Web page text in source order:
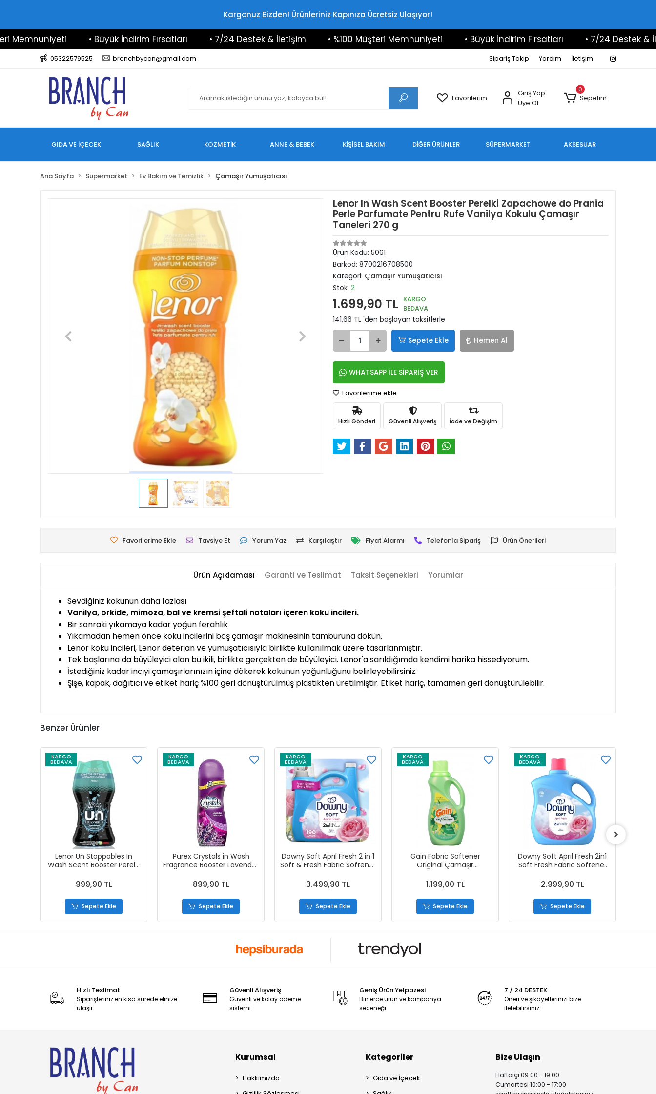
Kargonuz Bizden! Ürünleriniz Kapınıza Ücretsiz Ulaşıyor!
• Büyük İndirim Fırsatları • 7/24 Destek & İletişim • %100 Müşteri Memnuniyeti • Büyük İndirim Fırsatları • 7/24 Destek &
05322579525 branchbycan@gmail.com Sipariş Takip Yardım İletişim
Favorilerim
Giriş Yap
Üye Ol
0
Sepetim
GIDA VE İÇECEK SAĞLIK KOZMETİK ANNE & BEBEK KİŞİSEL BAKIM DİĞER ÜRÜNLER SÜPERMARKET AKSESUAR
Ana Sayfa Süpermarket Ev Bakım ve Temizlik Çamaşır Yumuşatıcısı
Lenor In Wash Scent Booster Perelki Zapachowe do Prania
Perle Parfumate Pentru Rufe Vanilya Kokulu Çamaşır
Taneleri 270 g
Ürün Kodu: 5061
Barkod: 8700216708500
Kategori: Çamaşır Yumuşatıcısı
Stok: 2
1.699,90 TL KARGO
BEDAVA
141,66 TL 'den başlayan taksitlerle
Sepete Ekle Hemen Al
WHATSAPP İLE SİPARİŞ VER
Favorilerime ekle
Hızlı Gönderi Güvenli Alışveriş İade ve Değişim
Favorilerime Ekle Tavsiye Et Yorum Yaz Karşılaştır Fiyat Alarmı Telefonla Sipariş Ürün Önerileri
Ürün Açıklaması Garanti ve Teslimat Taksit Seçenekleri Yorumlar
Sevdiğiniz kokunun daha fazlası
Vanilya, orkide, mimoza, bal ve kremsi şeftali notaları içeren koku incileri.
Bir sonraki yıkamaya kadar yoğun ferahlık
Yıkamadan hemen önce koku incilerini boş çamaşır makinesinin tamburuna dökün.
Lenor koku incileri, Lenor deterjan ve yumuşatıcısıyla birlikte kullanılmak üzere tasarlanmıştır.
Tek başlarına da büyüleyici olan bu ikili, birlikte gerçekten de büyüleyici. Lenor'a sarıldığımda kendimi harika hissediyorum.
İstediğiniz kadar inciyi çamaşırlarınızın içine dökerek kokunun yoğunluğunu belirleyebilirsiniz.
Şişe, kapak, dağıtıcı ve etiket hariç %100 geri dönüştürülmüş plastikten üretilmiştir. Etiket hariç, tamamen geri dönüştürülebilir.
Benzer Ürünler
KARGO
BEDAVA
Lenor Un Stoppables In
Wash Scent Booster Perelki
Çamaşır Taneleri 150 gr
999,90 TL
Sepete Ekle
KARGO
BEDAVA
Purex Crystals in Wash
Fragrance Booster Lavender
Giderici 439 g
899,90 TL
Sepete Ekle
KARGO
BEDAVA
Downy Soft Aprıl Fresh 2 in 1
Soft & Fresh Fabrıc Softener
ml
3.499,90 TL
Sepete Ekle
KARGO
BEDAVA
Gain Fabrıc Softener
Original Çamaşır
1.199,00 TL
Sepete Ekle
KARGO
BEDAVA
Downy Soft Aprıl Fresh 2in1
Soft Fresh Fabrıc Softener
ml
2.999,90 TL
Sepete Ekle
Hızlı Teslimat
Siparişleriniz en kısa sürede elinize
ulaşır.
Güvenli Alışveriş
Güvenli ve kolay ödeme
sistemi
Geniş Ürün Yelpazesi
Binlerce ürün ve kampanya
seçeneği
7 / 24 DESTEK
Öneri ve şikayetlerinizi bize
iletebilirsiniz.
Kurumsal
Hakkımızda
Kategoriler
Gıda ve İçecek
Bize Ulaşın
Haftaiçi 09:00 - 19:00
Cumartesi 10:00 - 17:00